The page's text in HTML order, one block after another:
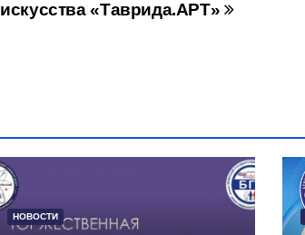
искусства «Таврида.АРТ»
НОВОСТИ